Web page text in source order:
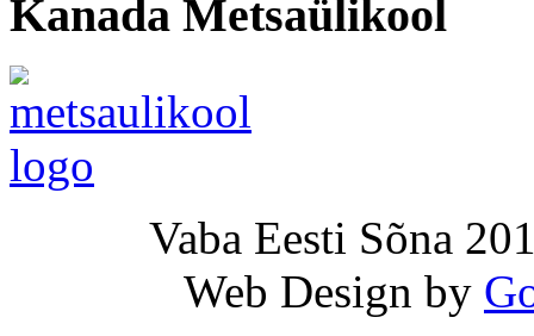
Kanada Metsaülikool
Vaba Eesti Sõna
Web Design by